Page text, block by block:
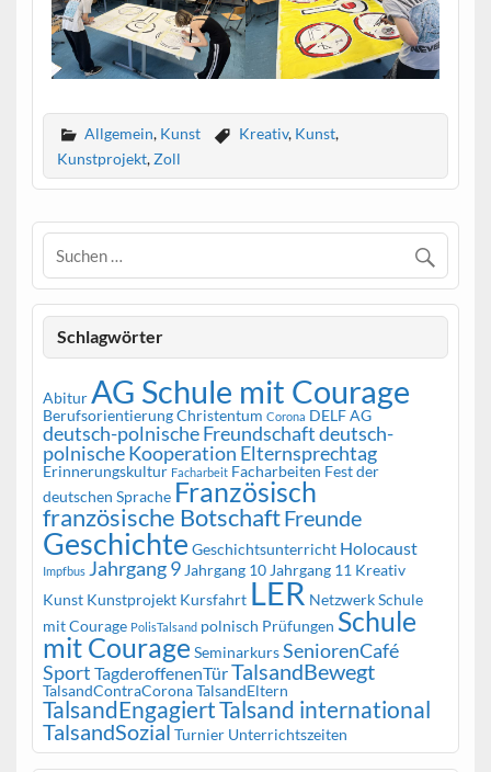
Allgemein, Kunst Kreativ, Kunst,
Kunstprojekt,Zoll
Schlagwörter
Abitur AG Schule mit Courage
BerufsorientierungChristentum Corona DELF AG
deutsch-polnische Freundschaftdeutsch-
polnische Kooperation Elternsprechtag
Erinnerungskultur Facharbeit Facharbeiten Fest der
deutschen Sprache Französisch
französische BotschaftFreunde
Geschichte Geschichtsunterricht Holocaust
Impfbus Jahrgang 9 Jahrgang 10 Jahrgang 11 Kreativ
Kunst Kunstprojekt Kursfahrt LER Netzwerk Schule
mit Courage PolisTalsand polnisch Prüfungen Schule
mit Courage SeminarkursSeniorenCafé
Sport TagderoffenenTürTalsandBewegt
TalsandContraCoronaTalsandEltern
TalsandEngagiertTalsand international
TalsandSozial Turnier Unterrichtszeiten